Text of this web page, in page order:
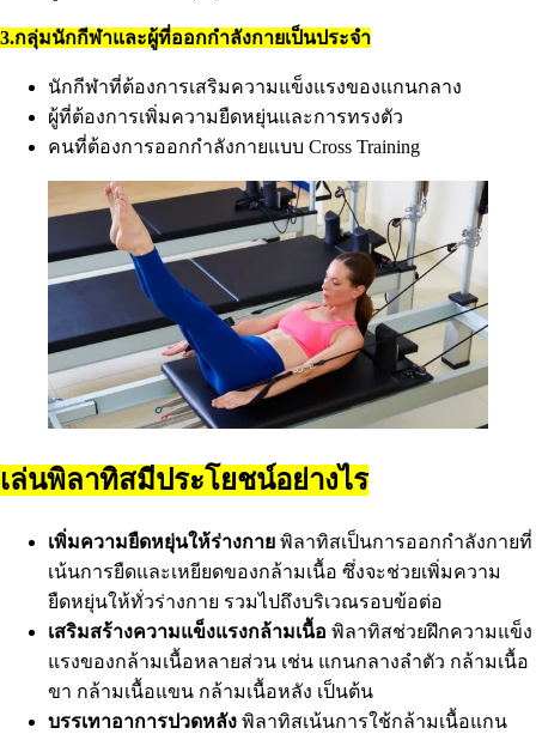
3.กลุ่มนักกีฬาและผู้ที่ออกกำลังกายเป็นประจำ
นักกีฬาที่ต้องการเสริมความแข็งแรงของแกนกลาง
ผู้ที่ต้องการเพิ่มความยืดหยุ่นและการทรงตัว
คนที่ต้องการออกกำลังกายแบบ Cross Training
เล่นพิลาทิสมีประโยชน์อย่างไร
เพิ่มความยืดหยุ่นให้ร่างกาย พิลาทิสเป็นการออกกำลังกายที่
เน้นการยืดและเหยียดของกล้ามเนื้อ ซึ่งจะช่วยเพิ่มความ
ยืดหยุ่นให้ทั่วร่างกาย รวมไปถึงบริเวณรอบข้อต่อ
เสริมสร้างความแข็งแรงกล้ามเนื้อ พิลาทิสช่วยฝึกความแข็ง
แรงของกล้ามเนื้อหลายส่วน เช่น แกนกลางลำตัว กล้ามเนื้อ
ขา กล้ามเนื้อแขน กล้ามเนื้อหลัง เป็นต้น
บรรเทาอาการปวดหลัง พิลาทิสเน้นการใช้กล้ามเนื้อแกน